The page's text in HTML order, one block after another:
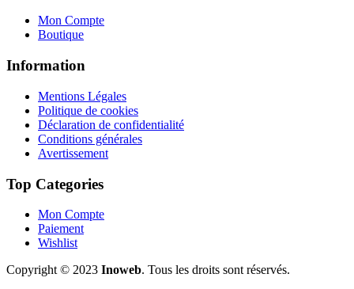
Mon Compte
Boutique
Information
Mentions Légales
Politique de cookies
Déclaration de confidentialité
Conditions générales
Avertissement
Top Categories
Mon Compte
Paiement
Wishlist
Copyright © 2023 Inoweb. Tous les droits sont réservés.